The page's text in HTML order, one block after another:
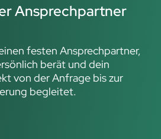
Ansprechpartner
festen Ansprechpartner,
berät und dein
von der Anfrage bis zur
begleitet.